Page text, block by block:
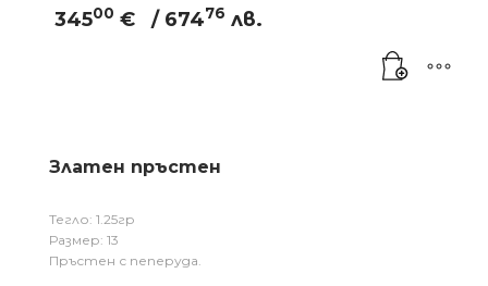
34500 € / 67476 лв.
Златен пръстен
Тегло: 1.25гр
Размер: 13
Пръстен с пеперуда.